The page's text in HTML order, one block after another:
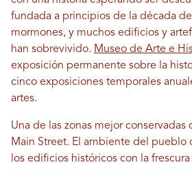
fundada a principios de la década
mormones, y muchos edificios y
han sobrevivido. Museo de Arte e
exposición permanente sobre la
cinco exposiciones temporales
artes.
Una de las zonas mejor conservadas
Main Street. El ambiente del pueblo
los edificios históricos con la